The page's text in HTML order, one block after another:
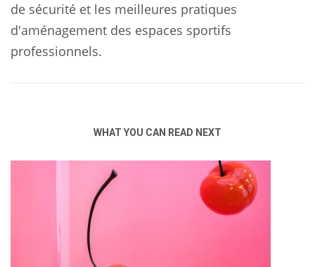
de sécurité et les meilleures pratiques
d'aménagement des espaces sportifs
professionnels.
WHAT YOU CAN READ NEXT